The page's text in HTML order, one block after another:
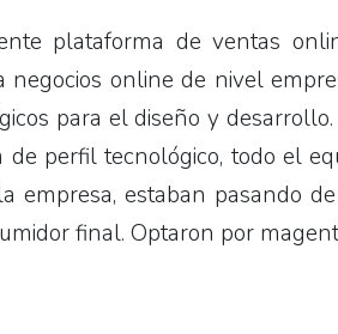
plataforma de ventas
online de nivel
para el diseño y desarrollo.
perfil tecnológico, todo el
empresa, estaban pasando
final. Optaron por